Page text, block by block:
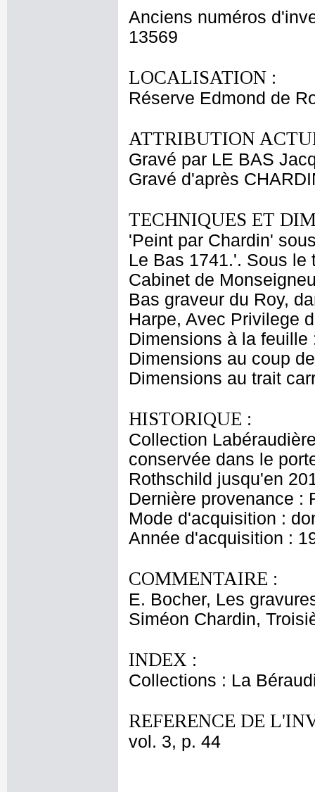
Anciens numéros
13569
LOCALISATION :
Réserve Edmond de
ATTRIBUTION
Gravé par LE BAS
Gravé d'après
TECHNIQUES ET
'Peint par Chardin'
Le Bas 1741.'. Sous le
Cabinet de
Bas graveur du Roy,
Harpe, Avec Privilege
Dimensions à la
Dimensions au coup
Dimensions au trait
HISTORIQUE :
Collection
conservée dans le
Rothschild jusqu'en
Dernière provenance :
Mode d'acquisition :
Année d'acquisition :
COMMENTAIRE :
E. Bocher, Les
Siméon Chardin,
INDEX :
Collections : La
REFERENCE DE
vol. 3, p. 44